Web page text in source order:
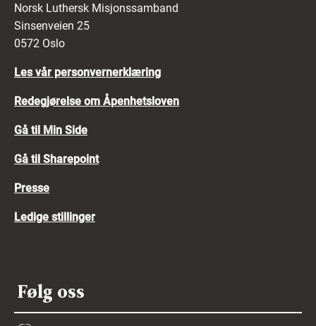
Norsk Luthersk Misjonssamband
Sinsenveien 25
0572 Oslo
Les vår personvernerklæring
Redegjørelse om Åpenhetsloven
Gå til Min Side
Gå til Sharepoint
Presse
Ledige stillinger
Følg oss